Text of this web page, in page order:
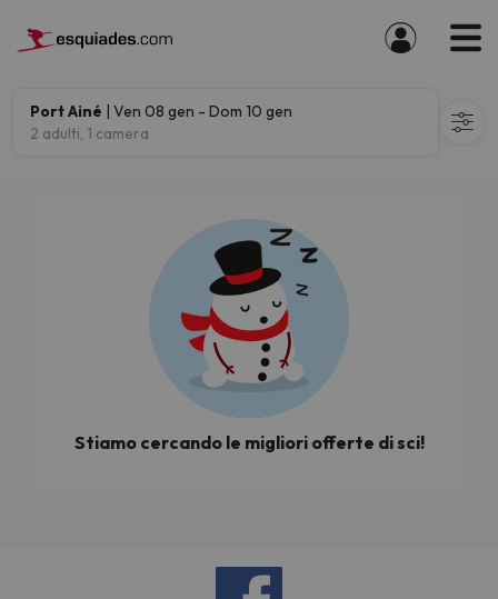
Port Ainé | Ven 08 gen - Dom 10 gen
2 adulti, 1 camera
Stiamo cercando le migliori offerte di sci!